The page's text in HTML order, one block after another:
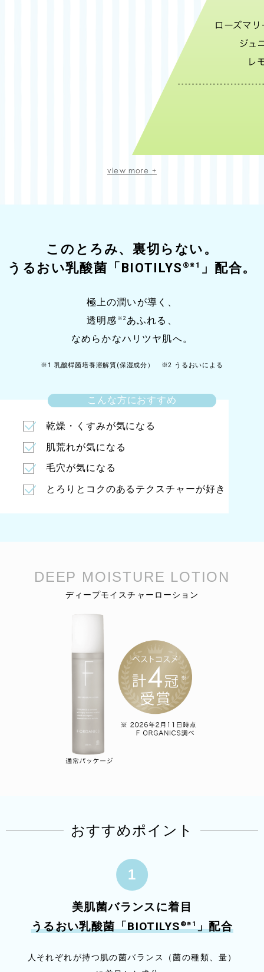
ジュニパーベリーやシナモンリーフの
スパイスをアクセントに
リラックス感もたらします。
華やかな印象を秘めた
爽やかな”庭園を思わせる香り”に。
view more +
このとろみ、裏切らない。
うるおい乳酸菌「BIOTILYS ®※1 」配合。
極上の潤いが導く、
透明感 ※2 あふれる、
なめらかなハリツヤ肌へ。
※1 乳酸桿菌培養溶解質(保湿成分） ※2 うるおいによる
こんな方におすすめ
乾燥・くすみが気になる
肌荒れが気になる
毛穴が気になる
とろりとコクのあるテクスチャーが好き
DEEP MOISTURE LOTION
ディープモイスチャーローション
おすすめポイント
美肌菌バランスに着目
うるおい乳酸菌「BIOTILYS®※1 」配合
人それぞれが持つ肌の菌バランス（菌の種類、量）